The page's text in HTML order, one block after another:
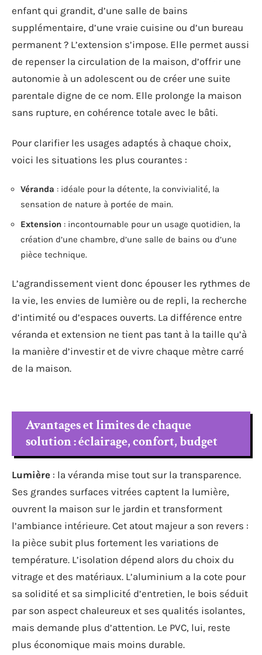
enfant qui grandit, d’une salle de bains
supplémentaire, d’une vraie cuisine ou d’un bureau
permanent ? L’extension s’impose. Elle permet aussi
de repenser la circulation de la maison, d’offrir une
autonomie à un adolescent ou de créer une suite
parentale digne de ce nom. Elle prolonge la maison
sans rupture, en cohérence totale avec le bâti.
Pour clarifier les usages adaptés à chaque choix,
voici les situations les plus courantes :
Véranda : idéale pour la détente, la convivialité, la
sensation de nature à portée de main.
Extension : incontournable pour un usage quotidien, la
création d’une chambre, d’une salle de bains ou d’une
pièce technique.
L’agrandissement vient donc épouser les rythmes de
la vie, les envies de lumière ou de repli, la recherche
d’intimité ou d’espaces ouverts. La différence entre
véranda et extension ne tient pas tant à la taille qu’à
la manière d’investir et de vivre chaque mètre carré
de la maison.
Avantages et limites de chaque
solution : éclairage, confort, budget
Lumière : la véranda mise tout sur la transparence.
Ses grandes surfaces vitrées captent la lumière,
ouvrent la maison sur le jardin et transforment
l’ambiance intérieure. Cet atout majeur a son revers :
la pièce subit plus fortement les variations de
température. L’isolation dépend alors du choix du
vitrage et des matériaux. L’aluminium a la cote pour
sa solidité et sa simplicité d’entretien, le bois séduit
par son aspect chaleureux et ses qualités isolantes,
mais demande plus d’attention. Le PVC, lui, reste
plus économique mais moins durable.